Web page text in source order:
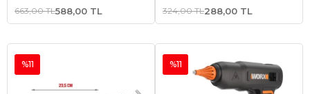
Şeffaf Yedek Silikon/Mum
663,00 TL588,00 TL
Şeffaf Yedek Silikon/Mum
324,00 TL288,00 TL
%11 %11